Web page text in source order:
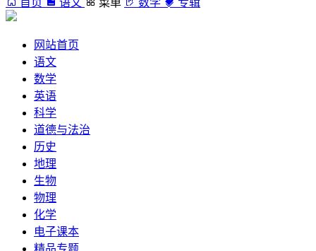
首页
语文 菜单 数学 专辑
网站首页
语文
数学
英语
科学
道德与法治
历史
地理
生物
物理
化学
电子课本